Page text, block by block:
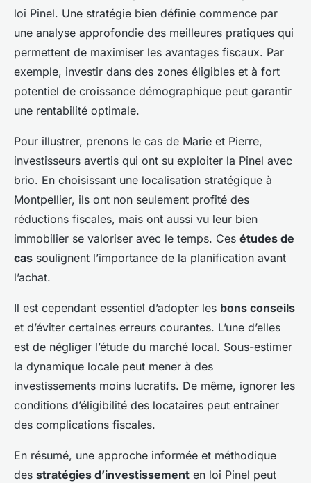
loi Pinel. Une stratégie bien définie commence par
une analyse approfondie des meilleures pratiques qui
permettent de maximiser les avantages fiscaux. Par
exemple, investir dans des zones éligibles et à fort
potentiel de croissance démographique peut garantir
une rentabilité optimale.
Pour illustrer, prenons le cas de Marie et Pierre,
investisseurs avertis qui ont su exploiter la Pinel avec
brio. En choisissant une localisation stratégique à
Montpellier, ils ont non seulement profité des
réductions fiscales, mais ont aussi vu leur bien
immobilier se valoriser avec le temps. Ces études de
cas soulignent l’importance de la planification avant
l’achat.
Il est cependant essentiel d’adopter les bons conseils
et d’éviter certaines erreurs courantes. L’une d’elles
est de négliger l’étude du marché local. Sous-estimer
la dynamique locale peut mener à des
investissements moins lucratifs. De même, ignorer les
conditions d’éligibilité des locataires peut entraîner
des complications fiscales.
En résumé, une approche informée et méthodique
des stratégies d’investissement en loi Pinel peut